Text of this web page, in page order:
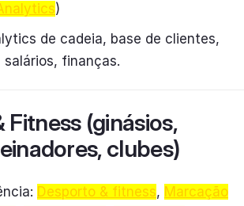
)
de cadeia, base de clientes,
finanças.
(ginásios,
clubes)
Desporto & fitness, Marcação